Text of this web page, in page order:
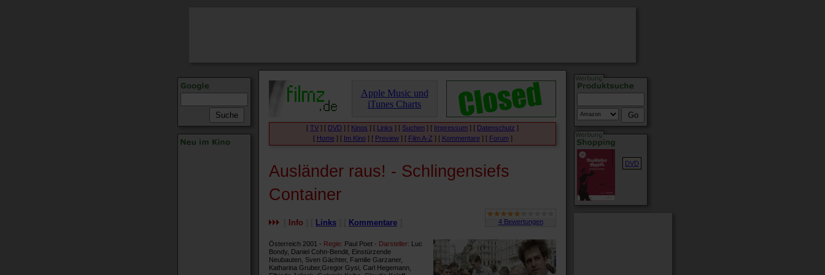
Apple Music und
iTunes Charts
[ TV ] [ DVD ] [ Kinos ] [ Links ] [ Suchen ] [ Impressum ] [ Datenschutz ]
[ Home] [ Im Kino] [ Preview] [ Film A-Z ] [ Kommentare] [ Forum]
Ausländer raus! - Schlingensiefs
Container
Info Links Kommentare
Österreich 2001 - Regie: Paul Poet - Darsteller: Luc
Bondy, Daniel Cohn-Bendit, Einstürzende
Neubauten, Sven Gächter, Familie Garzaner,
Katharina Gruber,Gregor Gysi, Carl Hegemann,